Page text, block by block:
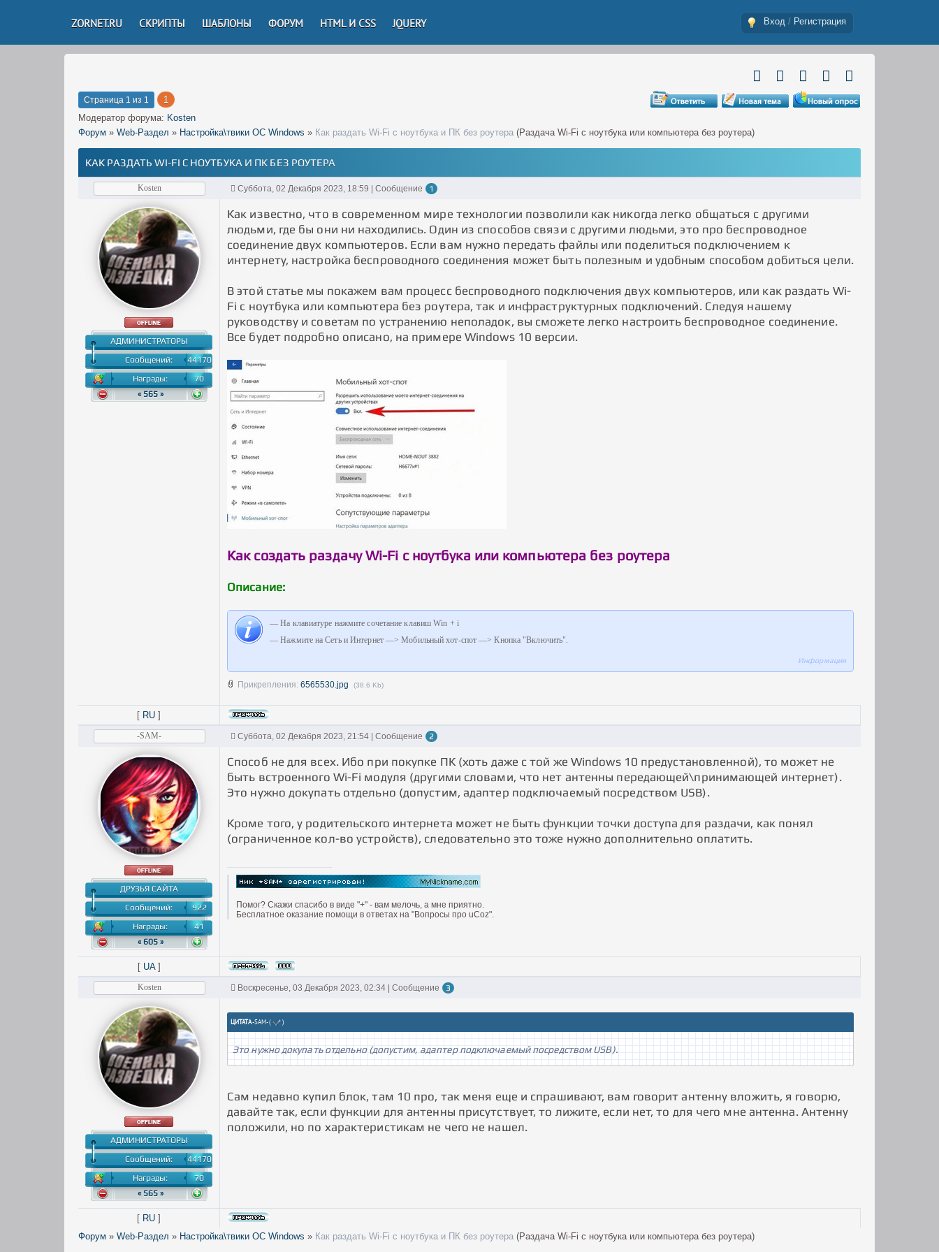
ZORNET.RU СКРИПТЫ ШАБЛОНЫ ФОРУМ HTML И CSS JQUERY Вход / Регистрация
Страница 1 из 1
1
Модератор форума: Kosten
Форум » Web-Раздел » Настройка\твики ОС Windows » Как раздать Wi-Fi с ноутбука и ПК без роутера (Раздача Wi-Fi с ноутбука или компьютера без роутера)
КАК РАЗДАТЬ WI-FI С НОУТБУКА И ПК БЕЗ РОУТЕРА
Kosten Суббота, 02 Декабря 2023, 18:59 | Сообщение 1
АДМИНИСТРАТОРЫ
Сообщений:
44170
Награды:
70
« 565 »
Как известно, что в современном мире технологии позволили как никогда легко общаться с другими
людьми, где бы они ни находились. Один из способов связи с другими людьми, это про беспроводное
соединение двух компьютеров. Если вам нужно передать файлы или поделиться подключением к
интернету, настройка беспроводного соединения может быть полезным и удобным способом добиться цели.
В этой статье мы покажем вам процесс беспроводного подключения двух компьютеров, или как раздать Wi-
Fi с ноутбука или компьютера без роутера, так и инфраструктурных подключений. Следуя нашему
руководству и советам по устранению неполадок, вы сможете легко настроить беспроводное соединение.
Все будет подробно описано, на примере Windows 10 версии.
Как создать раздачу Wi-Fi с ноутбука или компьютера без роутера
Описание:
— На клавиатуре нажмите сочетание клавиш Win + i
— Нажмите на Сеть и Интернет —> Мобильный хот-спот —> Кнопка "Включить".
Информация
Прикрепления: 6565530.jpg (38.6 Kb)
[ RU ]
-SAM- Суббота, 02 Декабря 2023, 21:54 | Сообщение 2
ДРУЗЬЯ САЙТА
Сообщений:
922
Награды:
41
« 605 »
Способ не для всех. Ибо при покупке ПК (хоть даже с той же Windows 10 предустановленной), то может не
быть встроенного Wi-Fi модуля (другими словами, что нет антенны передающей\принимающей интернет).
Это нужно докупать отдельно (допустим, адаптер подключаемый посредством USB).
Кроме того, у родительского интернета может не быть функции точки доступа для раздачи, как понял
(ограниченное кол-во устройств), следовательно это тоже нужно дополнительно оплатить.
Помог? Скажи спасибо в виде "+" - вам мелочь, а мне приятно.
Бесплатное оказание помощи в ответах на "Вопросы про uCoz".
[ UA]
Kosten Воскресенье, 03 Декабря 2023, 02:34 | Сообщение 3
АДМИНИСТРАТОРЫ
Сообщений:
44170
Награды:
70
« 565 »
ЦИТАТА-SAM-( )
Это нужно докупать отдельно (допустим, адаптер подключаемый посредством USB).
Сам недавно купил блок, там 10 про, так меня еще и спрашивают, вам говорит антенну вложить, я говорю,
давайте так, если функции для антенны присутствует, то лижите, если нет, то для чего мне антенна. Антенну
положили, но по характеристикам не чего не нашел.
[ RU ]
Форум » Web-Раздел » Настройка\твики ОС Windows » Как раздать Wi-Fi с ноутбука и ПК без роутера (Раздача Wi-Fi с ноутбука или компьютера без роутера)